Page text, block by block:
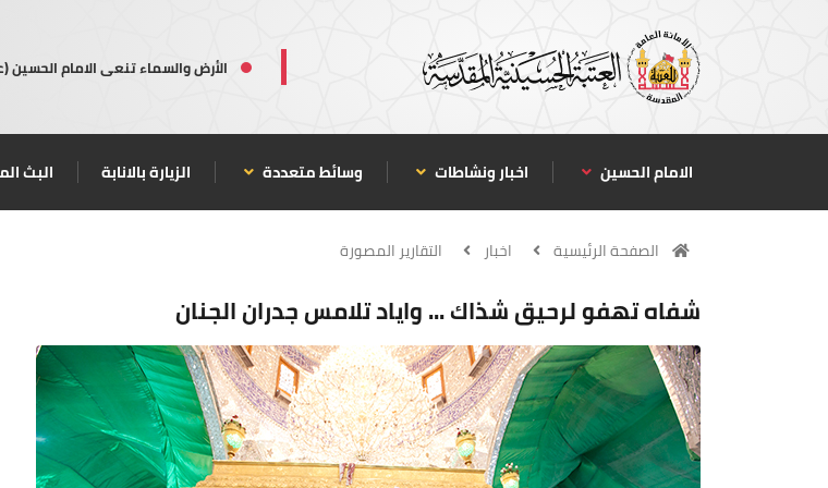
الأرض والسماء تنعى الامام الحسين
الامام الحسين اخبار ونشاطات وسائط متعددة الزيارة بالانابة البث
الصفحة الرئيسية اخبار التقارير المصورة
شفاه تهفو لرحيق شذاك ... واياد تلامس جدران الجنان